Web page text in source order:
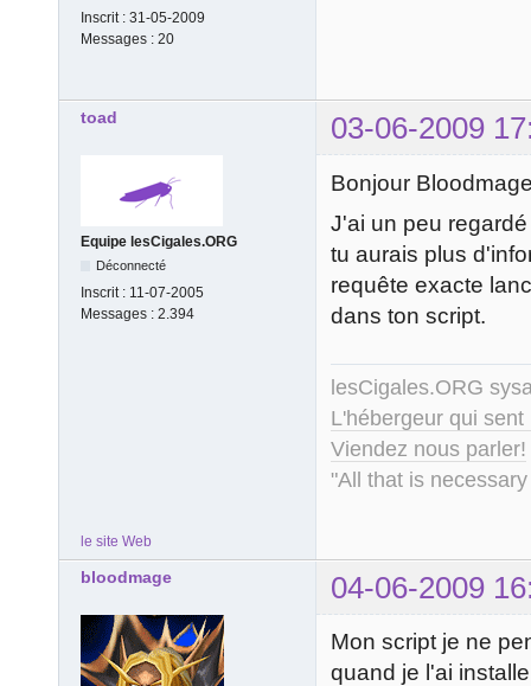
Inscrit : 31-05-2009
Messages : 20
toad 03-06-2009
Equipe lesCigales.ORG
Déconnecté
Inscrit : 11-07-2005
Messages : 2.394
Bonjour
J'ai un peu
tu aurais plus
requête exacte
dans ton script.
lesCigales.ORG
L'hébergeur qui
Viendez nous parler!
"All that is
le site Web
bloodmage 04-06-2009
Mon script je ne
quand je l'ai